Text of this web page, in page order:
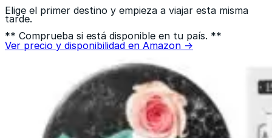
Elige el primer destino y empieza a viajar esta misma
tarde.
** Comprueba si está disponible en tu país. **
Ver precio y disponibilidad en Amazon →